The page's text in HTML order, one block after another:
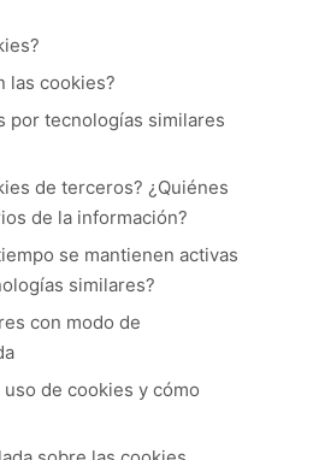
las cookies?
por tecnologías similares
de terceros? ¿Quiénes
de la información?
se mantienen activas
similares?
con modo de
de cookies y cómo